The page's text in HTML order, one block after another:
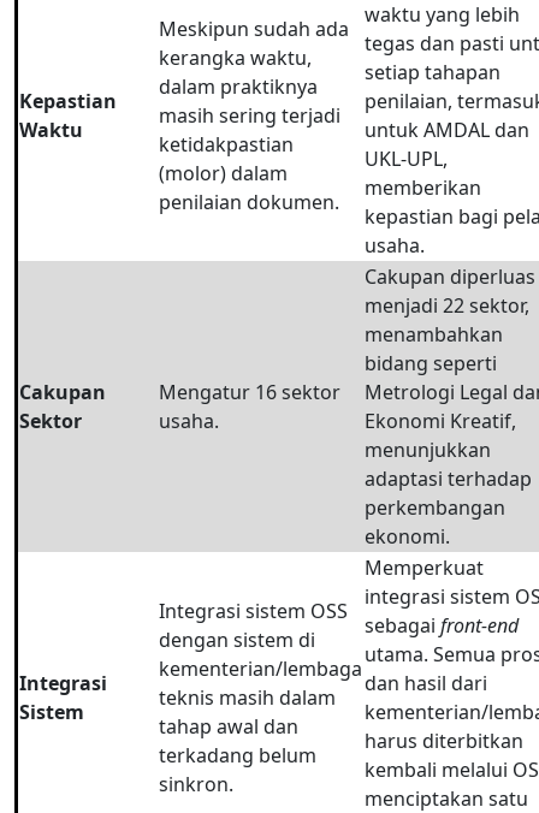
Kepastian
Waktu
Meskipun sudah ada
kerangka waktu,
dalam praktiknya
masih sering terjadi
ketidakpastian
(molor) dalam
penilaian dokumen.
waktu yang lebih
tegas dan pasti
setiap tahapan
penilaian,
untuk AMDAL dan
UKL-UPL,
memberikan
kepastian bagi
usaha.
Cakupan
Sektor
Mengatur 16 sektor
usaha.
Cakupan diperluas
menjadi 22 sektor,
menambahkan
bidang seperti
Metrologi Legal
Ekonomi Kreatif,
menunjukkan
adaptasi terhadap
perkembangan
ekonomi.
Integrasi
Sistem
Integrasi sistem OSS
dengan sistem di
kementerian/lembaga
teknis masih dalam
tahap awal dan
terkadang belum
sinkron.
Memperkuat
integrasi sistem
sebagai front-end
utama. Semua
dan hasil dari
kementerian/
harus diterbitkan
kembali melalui
menciptakan satu